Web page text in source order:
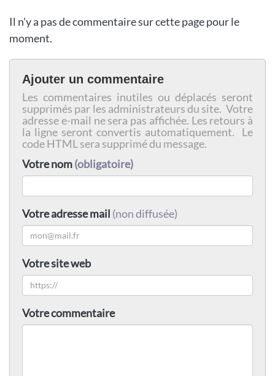
Il n'y a pas de commentaire sur cette page pour le
moment.
Ajouter un commentaire
Les commentaires inutiles ou déplacés seront
supprimés par les administrateurs du site. Votre
adresse e-mail ne sera pas affichée. Les retours à
la ligne seront convertis automatiquement. Le
code HTML sera supprimé du message.
Votre nom(obligatoire)
Votre adresse mail (non diffusée)
Votre site web
Votre commentaire